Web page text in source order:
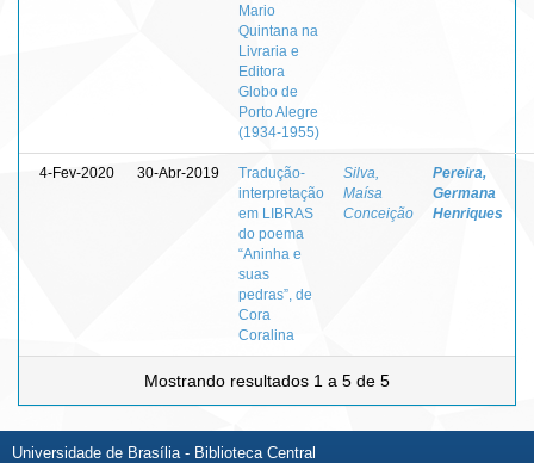
Mario
Quintana na
Livraria e
Editora
Globo de
Porto Alegre
(1934-1955)
4-Fev-2020 30-Abr-2019
Tradução-
interpretação
em LIBRAS
do poema
“Aninha e
suas
pedras”, de
Cora
Coralina
Silva,
Maísa
Conceição
Pereira,
Germana
Henriques
Mostrando resultados 1 a 5 de 5
Universidade de Brasília - Biblioteca Central